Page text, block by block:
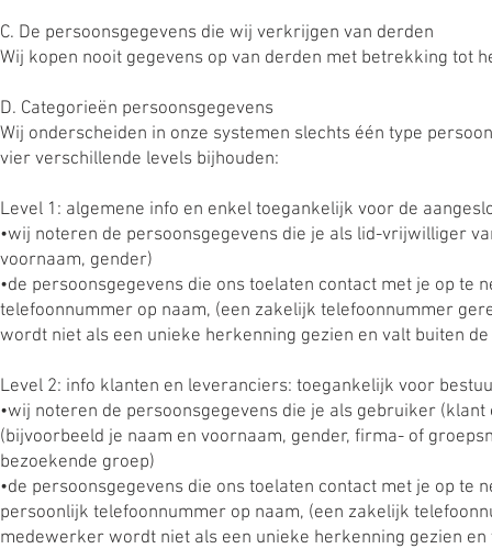
C. De persoonsgegevens die wij verkrijgen van derden
Wij kopen nooit gegevens op van derden met betrekking
D. Categorieën persoonsgegevens
Wij onderscheiden in onze systemen slechts één type
vier verschillende levels bijhouden:
Level 1: algemene info en enkel toegankelijk voor de
•wij noteren de persoonsgegevens die je als lid-vrijwilliger
voornaam, gender)
•de persoonsgegevens die ons toelaten contact met je op
telefoonnummer op naam, (een zakelijk telefoonnummer
wordt niet als een unieke herkenning gezien en valt buiten de
Level 2: info klanten en leveranciers: toegankelijk voor
•wij noteren de persoonsgegevens die je als gebruiker
(bijvoorbeeld je naam en voornaam, gender, firma- of
bezoekende groep)
•de persoonsgegevens die ons toelaten contact met je op
persoonlijk telefoonnummer op naam, (een zakelijk
medewerker wordt niet als een unieke herkenning gezien en